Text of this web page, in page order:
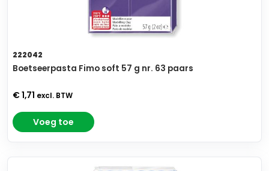
222042
Boetseerpasta Fimo soft 57 g nr. 63 paars
€ 1,71 excl. BTW
Voeg toe